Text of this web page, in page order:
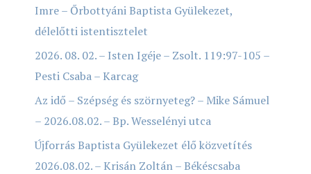
Imre – Őrbottyáni Baptista Gyülekezet,
délelőtti istentisztelet
2026. 08. 02. – Isten Igéje – Zsolt. 119:97-105 –
Pesti Csaba – Karcag
Az idő – Szépség és szörnyeteg? – Mike Sámuel
– 2026.08.02. – Bp. Wesselényi utca
Újforrás Baptista Gyülekezet élő közvetítés
2026.08.02. – Krisán Zoltán – Békéscsaba